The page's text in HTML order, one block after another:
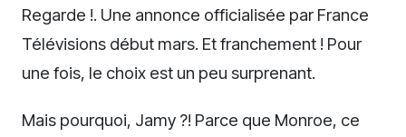
Regarde !. Une annonce officialisée par France
Télévisions début mars. Et franchement ! Pour
une fois, le choix est un peu surprenant.
Mais pourquoi, Jamy ?! Parce que Monroe, ce